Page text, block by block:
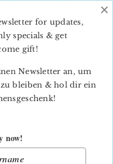
for updates,
specials & get
gift!
Newsletter an, um
bleiben & hol dir ein
now!
×